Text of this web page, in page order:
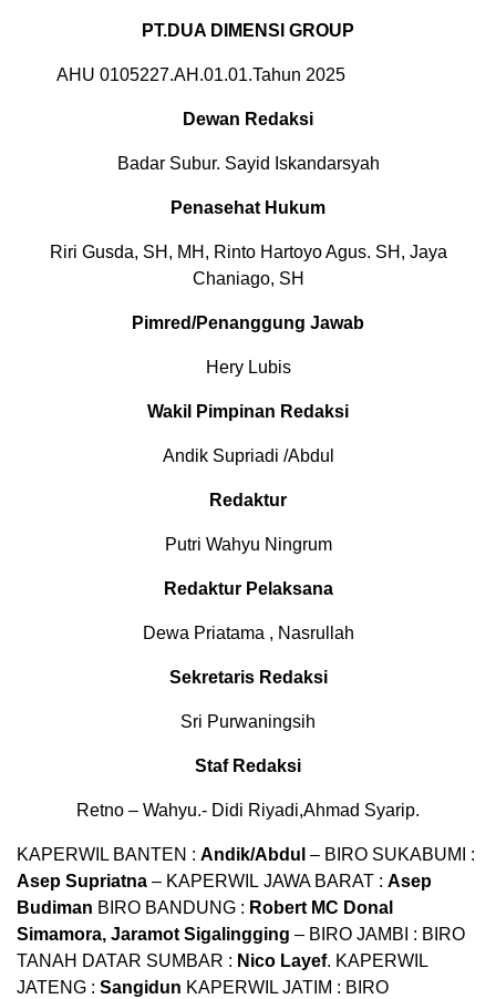
PT.DUA DIMENSI GROUP
AHU 0105227.AH.01.01.Tahun 2025
Dewan Redaksi
Badar Subur. Sayid Iskandarsyah
Penasehat Hukum
Riri Gusda, SH, MH, Rinto Hartoyo Agus. SH, Jaya
Chaniago, SH
Pimred/Penanggung Jawab
Hery Lubis
Wakil Pimpinan Redaksi
Andik Supriadi /Abdul
Redaktur
Putri Wahyu Ningrum
Redaktur Pelaksana
Dewa Priatama , Nasrullah
Sekretaris Redaksi
Sri Purwaningsih
Staf Redaksi
Retno – Wahyu.- Didi Riyadi,Ahmad Syarip.
KAPERWIL BANTEN : Andik/Abdul – BIRO SUKABUMI :
Asep Supriatna – KAPERWIL JAWA BARAT : Asep
Budiman BIRO BANDUNG : Robert MC Donal
Simamora, Jaramot Sigalingging – B IRO JAMBI : BIRO
TANAH DATAR SUMBAR : Nico Layef. KAPERWIL
JATENG : Sangidun KAPERWIL JATIM : BIRO